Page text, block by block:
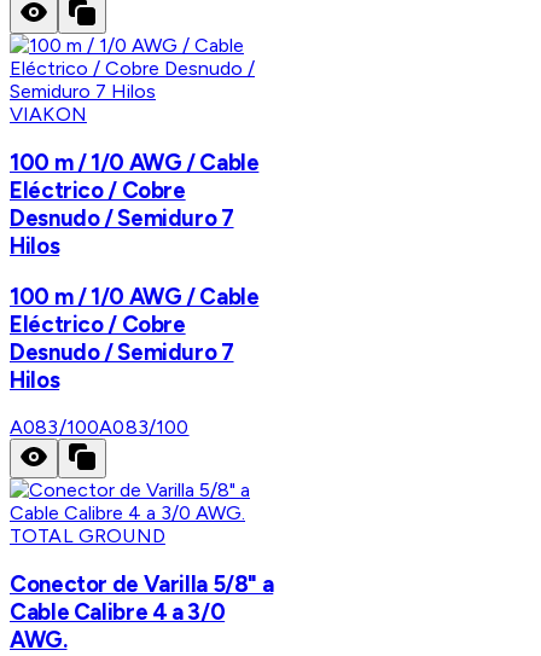
VIAKON
100 m / 1/0 AWG / Cable
Eléctrico / Cobre
Desnudo / Semiduro 7
Hilos
100 m / 1/0 AWG / Cable
Eléctrico / Cobre
Desnudo / Semiduro 7
Hilos
A083/100A083/100
TOTAL GROUND
Conector de Varilla 5/8" a
Cable Calibre 4 a 3/0
AWG.